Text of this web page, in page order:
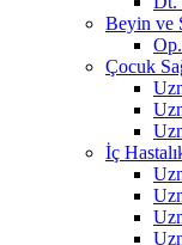
Beyin ve
Çocuk
İç